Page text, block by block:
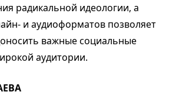
радикальной идеологии, а
и аудиоформатов позволяет
важные социальные
аудитории.